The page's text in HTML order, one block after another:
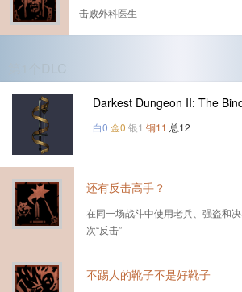
击败外科医生
Darkest Dungeon II: The
白0 金0 银1 铜11 总12
还有反击高手？
在同一场战斗中使用老兵、强盗和
次“反击”
不踢人的靴子不是好靴子